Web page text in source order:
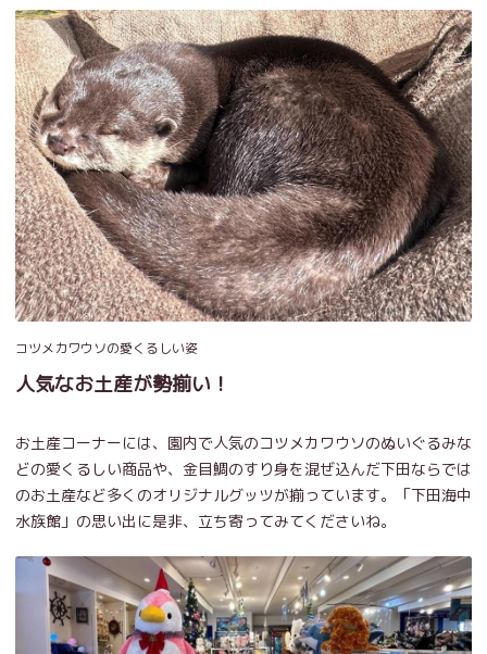
コツメカワウソの愛くるしい姿
人気なお土産が勢揃い！
お土産コーナーには、園内で人気のコツメカワウソのぬいぐるみな
どの愛くるしい商品や、金目鯛のすり身を混ぜ込んだ下田ならでは
のお土産など多くのオリジナルグッツが揃っています。「下田海中
水族館」の思い出に是非、立ち寄ってみてくださいね。